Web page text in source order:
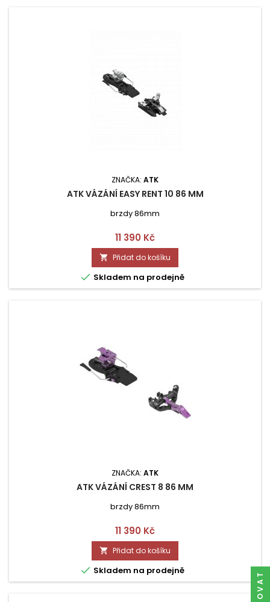
ZNAČKA: ATK
ATK VÁZÁNÍ EASY RENT 10 86 MM
brzdy 86mm
Cena
11 390 Kč
 Přidat do košíku
 Skladem na prodejně
ZNAČKA: ATK
ATK VÁZÁNÍ CREST 8 86 MM
brzdy 86mm
Cena
11 390 Kč
 Přidat do košíku
 Skladem na prodejně